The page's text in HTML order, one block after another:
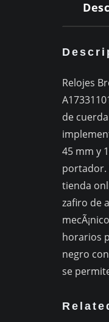
Relojes
de
45 mm y
portador.
tienda
zafiro de
horarios
negro
se